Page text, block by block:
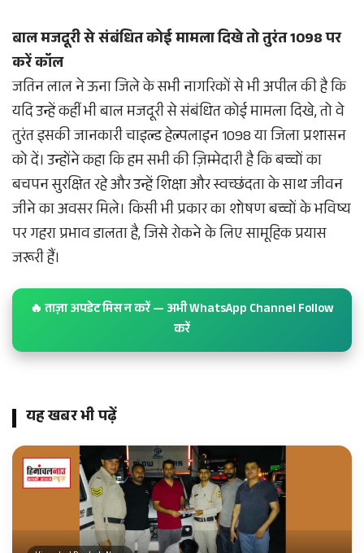
बाल मजदूरी से संबंधित कोई मामला दिखे तो तुरंत 1098 पर
करें कॉल
जतिन लाल ने ऊना जिले के सभी नागरिकों से भी अपील की है कि
यदि उन्हें कहीं भी बाल मजदूरी से संबंधित कोई मामला दिखे, तो वे
तुरंत इसकी जानकारी चाइल्ड हेल्पलाइन 1098 या जिला प्रशासन
को दें। उन्होंने कहा कि हम सभी की ज़िम्मेदारी है कि बच्चों का
बचपन सुरक्षित रहे और उन्हें शिक्षा और स्वच्छंदता के साथ जीवन
जीने का अवसर मिले। किसी भी प्रकार का शोषण बच्चों के भविष्य
पर गहरा प्रभाव डालता है, जिसे रोकने के लिए सामूहिक प्रयास
जरूरी हैं।
🔥 ताज़ा अपडेट मिस न करें — अभी WhatsApp Channel Follow
करें
यह खबर भी पढ़ें